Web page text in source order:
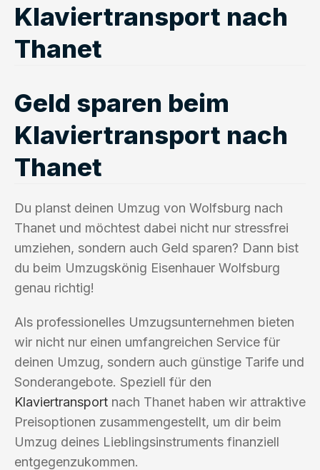
Klaviertransport nach
Thanet
Geld sparen beim
Klaviertransport nach
Thanet
Du planst deinen Umzug von Wolfsburg nach
Thanet und möchtest dabei nicht nur stressfrei
umziehen, sondern auch Geld sparen? Dann bist
du beim Umzugskönig Eisenhauer Wolfsburg
genau richtig!
Als professionelles Umzugsunternehmen bieten
wir nicht nur einen umfangreichen Service für
deinen Umzug, sondern auch günstige Tarife und
Sonderangebote. Speziell für den
Klaviertransport nach Thanet haben wir attraktive
Preisoptionen zusammengestellt, um dir beim
Umzug deines Lieblingsinstruments finanziell
entgegenzukommen.